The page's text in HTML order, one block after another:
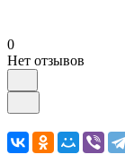
0
Нет отзывов